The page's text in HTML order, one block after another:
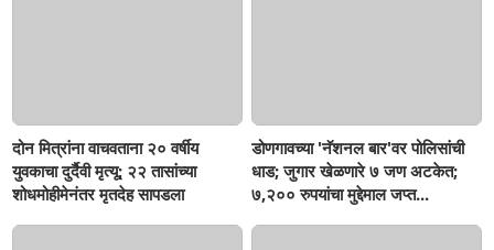
दोन मित्रांना वाचवताना २० वर्षीय
युवकाचा दुर्दैवी मृत्यू; २२ तासांच्या
शोधमोहीमेनंतर मृतदेह सापडला
डोणगावच्या 'नॅशनल बार'वर पोलिसांची
धाड; जुगार खेळणारे ७ जण अटकेत;
७,२०० रुपयांचा मुद्देमाल जप्त...